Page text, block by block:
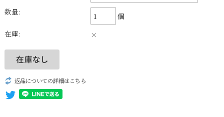
数量:
個
在庫:
×
返品についての詳細はこちら